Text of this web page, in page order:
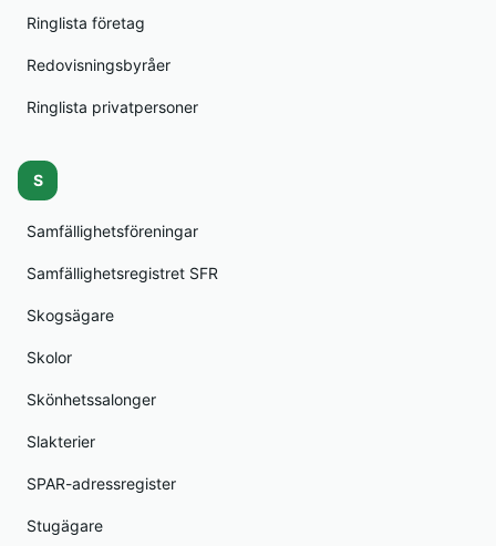
Ringlista företag
Redovisningsbyråer
Ringlista privatpersoner
S
Samfällighetsföreningar
Samfällighetsregistret SFR
Skogsägare
Skolor
Skönhetssalonger
Slakterier
SPAR-adressregister
Stugägare